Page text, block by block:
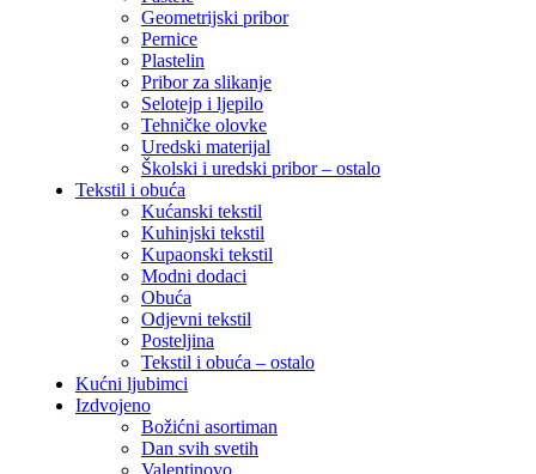
Geometrijski pribor
Pernice
Plastelin
Pribor za slikanje
Selotejp i ljepilo
Tehničke olovke
Uredski materijal
Školski i uredski pribor – ostalo
Tekstil i obuća
Kućanski tekstil
Kuhinjski tekstil
Kupaonski tekstil
Modni dodaci
Obuća
Odjevni tekstil
Posteljina
Tekstil i obuća – ostalo
Kućni ljubimci
Izdvojeno
Božićni asortiman
Dan svih svetih
Valentinovo